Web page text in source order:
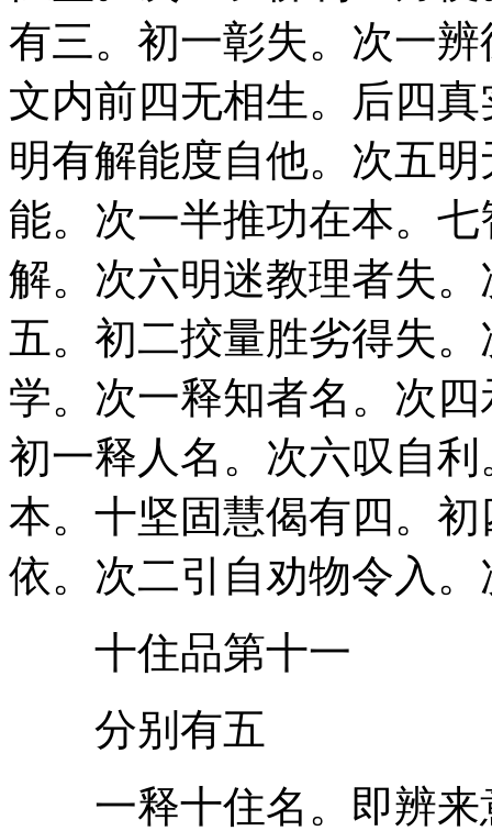
有三。初一彰失。次一
文内前四无相生。后四
明有解能度自他。次五
能。次一半推功在本。
解。次六明迷教理者失
五。初二挍量胜劣得失
学。次一释知者名。次
初一释人名。次六叹自
本。十坚固慧偈有四。
依。次二引自劝物令入
十住品第十一
分别有五
一释十住名。即辨来